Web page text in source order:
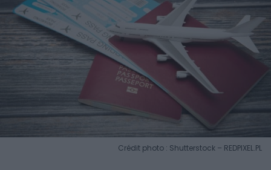
Crédit photo : Shutterstock – REDPIXEL.PL